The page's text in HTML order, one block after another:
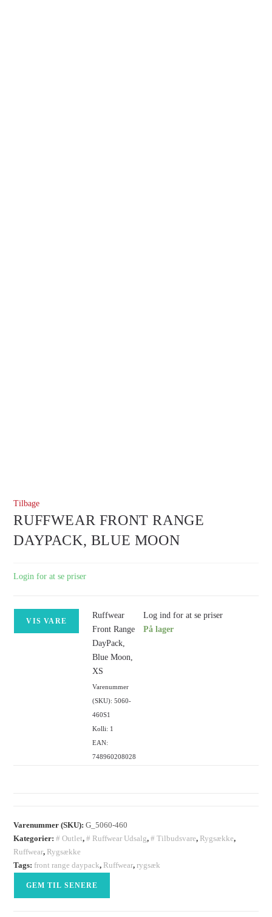
Tilbage
RUFFWEAR FRONT RANGE
DAYPACK, BLUE MOON
Login for at se priser
VIS VARE
Ruffwear
Front Range
DayPack,
Blue Moon,
XS
Varenummer
(SKU): 5060-
460S1
Kolli: 1
EAN:
748960208028
Log ind for at se priser
På lager
Varenummer (SKU):G_5060-460
Kategorier:# Outlet,# Ruffwear Udsalg,# Tilbudsvare, Rygsække,
Ruffwear, Rygsække
Tags: front range daypack, Ruffwear,rygsæk
GEM TIL SENERE